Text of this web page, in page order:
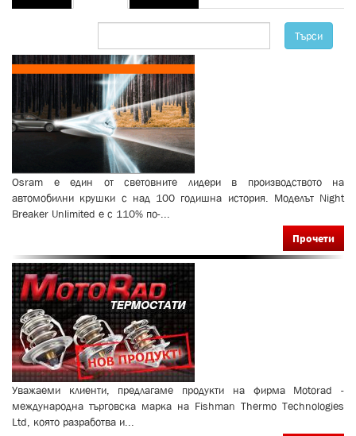
tabs
tab)
Търси
Osram е един от световните лидери в производството на
автомобилни крушки с над 100 годишна история. Моделът Night
Breaker Unlimited е с 110% по-...
Прочети
Уважаеми клиенти, предлагаме продукти на фирма Motorad -
международна търговска марка на Fishman Thermo Technologies
Ltd, която разработва и...